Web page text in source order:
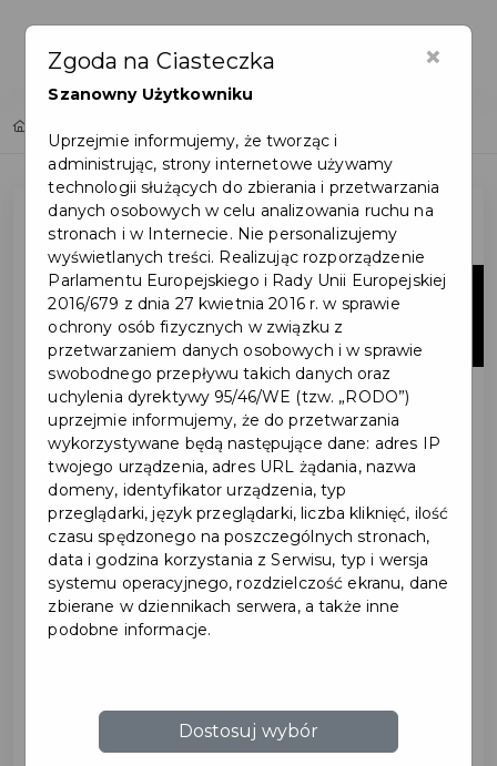
23
szkolenia z KSeF
×
Zgoda na Ciasteczka
Szanowny Użytkowniku
Uprzejmie informujemy, że tworząc i
administrując, strony internetowe używamy
technologii służących do zbierania i przetwarzania
danych osobowych w celu analizowania ruchu na
stronach i w Internecie. Nie personalizujemy
wyświetlanych treści. Realizując rozporządzenie
Parlamentu Europejskiego i Rady Unii Europejskiej
2016/679 z dnia 27 kwietnia 2016 r. w sprawie
ochrony osób fizycznych w związku z
przetwarzaniem danych osobowych i w sprawie
swobodnego przepływu takich danych oraz
uchylenia dyrektywy 95/46/WE (tzw. „RODO”)
uprzejmie informujemy, że do przetwarzania
wykorzystywane będą następujące dane: adres IP
twojego urządzenia, adres URL żądania, nazwa
domeny, identyfikator urządzenia, typ
przeglądarki, język przeglądarki, liczba kliknięć, ilość
czasu spędzonego na poszczególnych stronach,
data i godzina korzystania z Serwisu, typ i wersja
systemu operacyjnego, rozdzielczość ekranu, dane
zbierane w dziennikach serwera, a także inne
podobne informacje.
Dostosuj wybór